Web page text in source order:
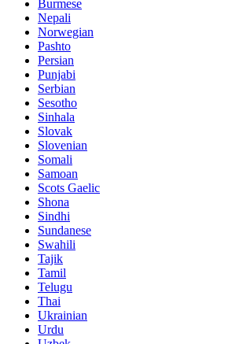
Burmese
Nepali
Norwegian
Pashto
Persian
Punjabi
Serbian
Sesotho
Sinhala
Slovak
Slovenian
Somali
Samoan
Scots Gaelic
Shona
Sindhi
Sundanese
Swahili
Tajik
Tamil
Telugu
Thai
Ukrainian
Urdu